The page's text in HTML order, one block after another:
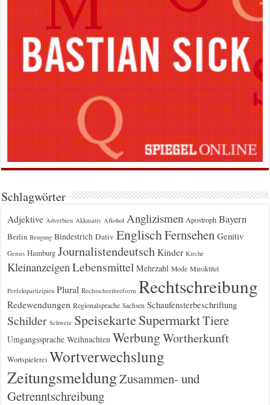
Schlagwörter
Adjektive Adverbien Akkusativ Alkohol Anglizismen Apostroph Bayern
Berlin Beugung Bindestrich Dativ EnglischFernsehen Genitiv
Genus Hamburg Journalistendeutsch Kinder Kirche
Kleinanzeigen Lebensmittel Mehrzahl Mode Musiktitel
Perfektpartizipien Plural Rechtschreibreform Rechtschreibung
Redewendungen Regionalsprache Sachsen Schaufensterbeschriftung
Schilder Schweiz Speisekarte SupermarktTiere
Umgangssprache Weihnachten WerbungWortherkunft
Wortspielerei Wortverwechslung
ZeitungsmeldungZusammen- und
Getrenntschreibung